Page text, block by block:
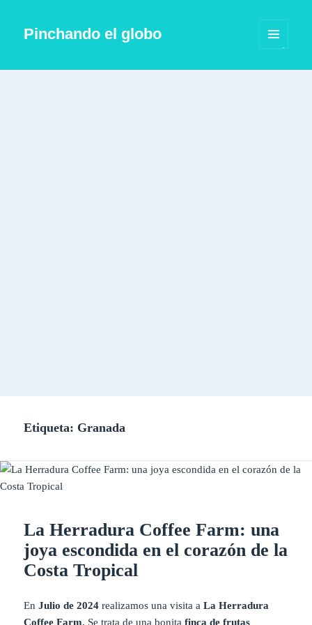
Pinchando el globo
WIDGETS
Etiqueta: Granada
La Herradura Coffee Farm: una
joya escondida en el corazón de la
Costa Tropical
EnJulio de 2024realizamos una visita aLa Herradura
Coffee Farm. Se trata de una bonitafinca de frutas